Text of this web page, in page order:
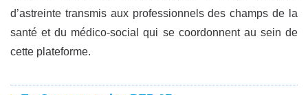
d’astreinte transmis aux professionnels des champs de la
santé et du médico-social qui se coordonnent au sein de
cette plateforme.